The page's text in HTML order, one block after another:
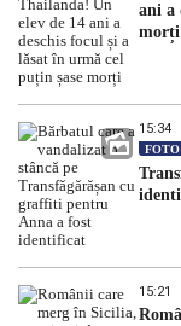
ani a
morți
15:34
FOTO
15:21